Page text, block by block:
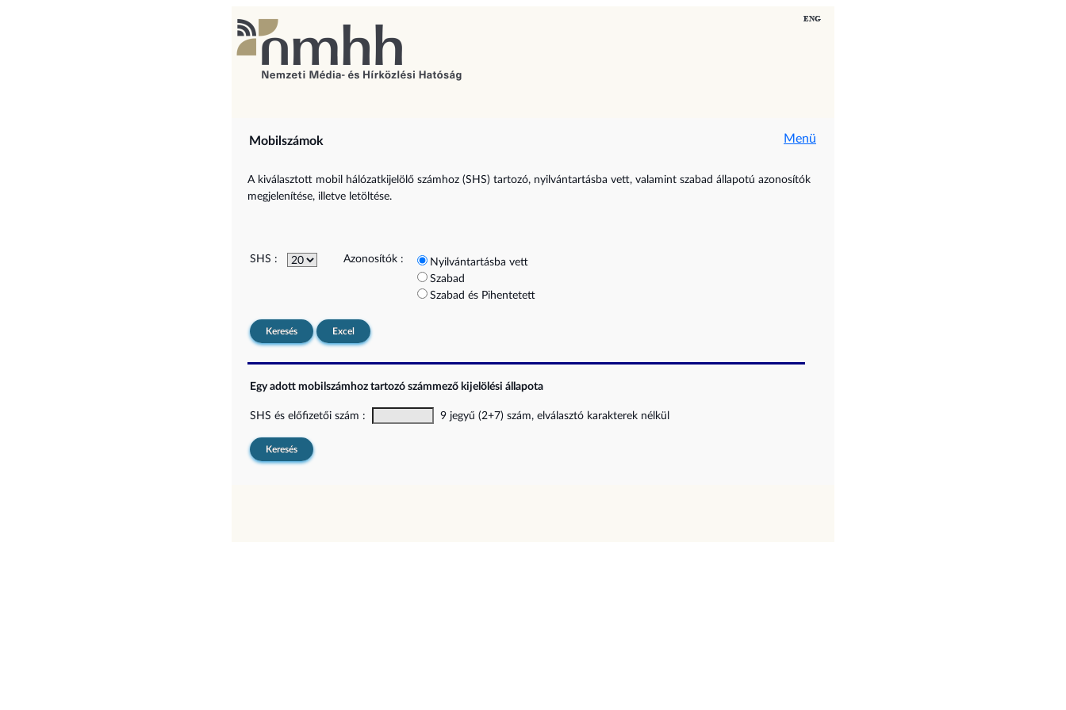
Mobilszámok Menü
A kiválasztott mobil hálózatkijelölő számhoz (SHS) tartozó, nyilvántartásba vett, valamint szabad állapotú azonosítók
megjelenítése, illetve letöltése.
SHS : Azonosítók :
Nyilvántartásba vett
Szabad
Szabad és Pihentetett
Keresés Excel
Egy adott mobilszámhoz tartozó számmező kijelölési állapota
SHS és előfizetői szám : 9 jegyű (2+7) szám, elválasztó karakterek nélkül
Keresés